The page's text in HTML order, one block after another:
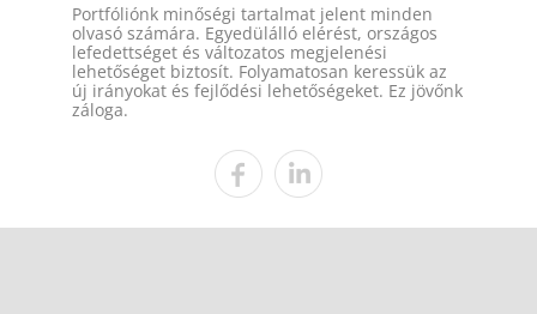
Portfóliónk minőségi tartalmat jelent minden
olvasó számára. Egyedülálló elérést, országos
lefedettséget és változatos megjelenési
lehetőséget biztosít. Folyamatosan keressük az
új irányokat és fejlődési lehetőségeket. Ez jövőnk
záloga.